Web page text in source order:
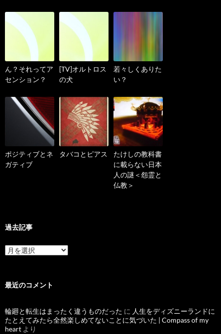
ん？それってア
センション？
[TV]オルトロス
の犬
若々しくありた
い？
ポジティブとネ
ガティブ
タバコとピアス
たけしの教科書
に載らない日本
人の謎＜怨霊と
仏教＞
過去記事
過
去
最近のコメント
輪廻と転生はまったく違うものだった に 人生をディズニーランドに
たとえてみたら全然楽しめてないことに気づいた | Compass of my
heart より